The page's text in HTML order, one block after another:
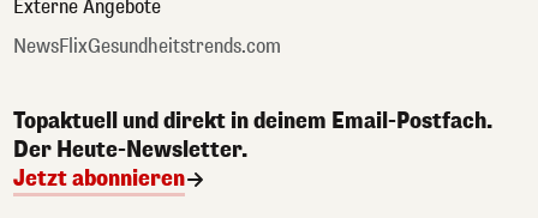
Externe Angebote
NewsFlixGesundheitstrends.com
Topaktuell und direkt in deinem Email-Postfach.
Der Heute-Newsletter.
Jetzt abonnieren